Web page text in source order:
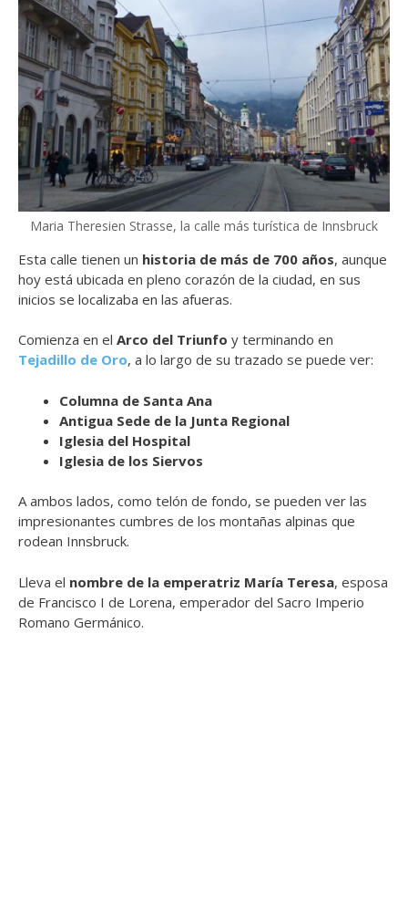
Maria Theresien Strasse, la calle más turística de Innsbruck
Esta calle tienen un historia de más de 700 años, aunque
hoy está ubicada en pleno corazón de la ciudad, en sus
inicios se localizaba en las afueras.
Comienza en el Arco del Triunfo y terminando en
Tejadillo de Oro, a lo largo de su trazado se puede ver:
Columna de Santa Ana
Antigua Sede de la Junta Regional
Iglesia del Hospital
Iglesia de los Siervos
A ambos lados, como telón de fondo, se pueden ver las
impresionantes cumbres de los montañas alpinas que
rodean Innsbruck.
Lleva el nombre de la emperatriz María Teresa, esposa
de Francisco I de Lorena, emperador del Sacro Imperio
Romano Germánico.